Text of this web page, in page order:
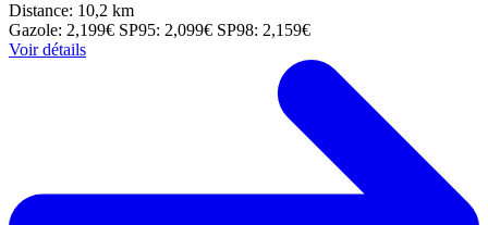
Distance: 10,2 km
Gazole: 2,199€ SP95: 2,099€ SP98: 2,159€
Voir détails